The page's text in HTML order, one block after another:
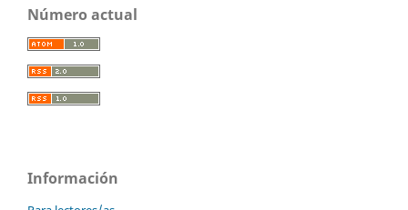
Número actual
Información